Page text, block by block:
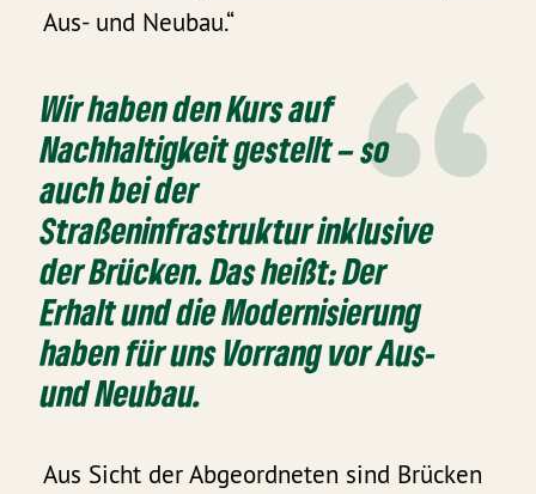
Aus- und Neubau.“
Wir haben den Kurs auf
Nachhaltigkeit gestellt – so
auch bei der
Straßeninfrastruktur inklusive
der Brücken. Das heißt: Der
Erhalt und die Modernisierung
haben für uns Vorrang vor Aus-
und Neubau.
Aus Sicht der Abgeordneten sind Brücken